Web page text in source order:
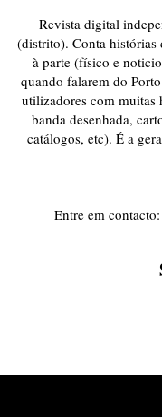
Revista digital
(distrito). Conta histórias
à parte (físico e
quando falarem do
utilizadores com muitas
banda desenhada,
catálogos, etc). É a
Entre em contacto: